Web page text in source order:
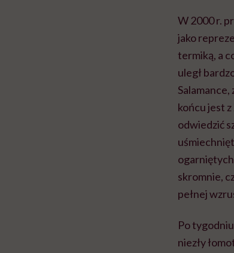
W 2000 r.
jako
termiką, a
uległ
końcu jest
odwiedzić
skromnie,
pełnej
Po
niezły